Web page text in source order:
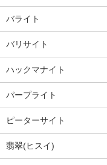
バライト
バリサイト
ハックマナイト
パープライト
ピーターサイト
翡翠(ヒスイ)